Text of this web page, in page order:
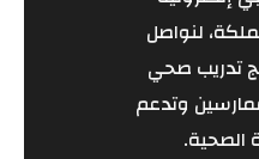
لنواصل
تدريب صحي
وتدعم
الصحية.